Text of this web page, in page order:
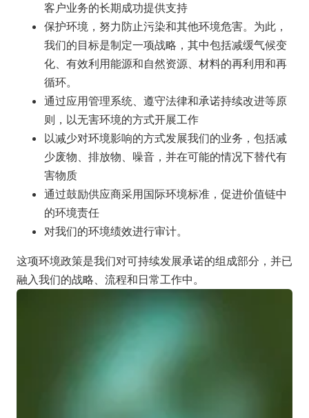
客户业务的长期成功提供支持
保护环境，努力防止污染和其他环境危害。为此，
我们的目标是制定一项战略，其中包括减缓气候变
化、有效利用能源和自然资源、材料的再利用和再
循环。
通过应用管理系统、遵守法律和承诺持续改进等原
则，以无害环境的方式开展工作
以减少对环境影响的方式发展我们的业务，包括减
少废物、排放物、噪音，并在可能的情况下替代有
害物质
通过鼓励供应商采用国际环境标准，促进价值链中
的环境责任
对我们的环境绩效进行审计。
这项环境政策是我们对可持续发展承诺的组成部分，并已
融入我们的战略、流程和日常工作中。